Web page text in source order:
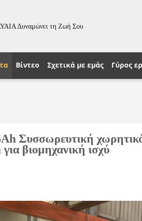
Δυναμώνει τη Ζωή Σου
Βίντεο Σχετικά με εμάς Γύρος
Συσσωρευτική
βιομηχανική ισχύ